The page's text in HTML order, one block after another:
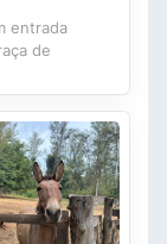
entrada
de